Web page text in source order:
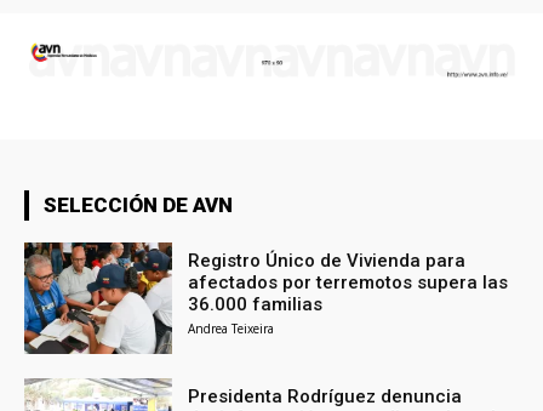
SELECCIÓN DE AVN
Registro Único de Vivienda para
afectados por terremotos supera las
36.000 familias
Andrea Teixeira
Presidenta Rodríguez denuncia